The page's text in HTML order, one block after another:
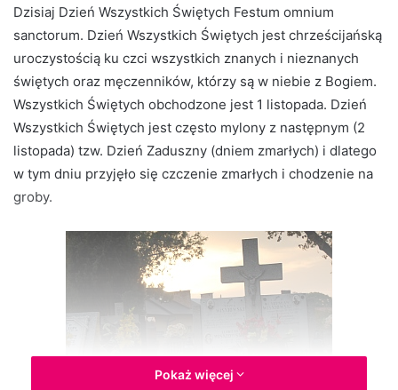
d
a
n
i
Dzisiaj Dzień Wszystkich Świętych Festum omnium
sanctorum. Dzień Wszystkich Świętych jest chrześcijańską
uroczystością ku czci wszystkich znanych i nieznanych
świętych oraz męczenników, którzy są w niebie z Bogiem.
Wszystkich Świętych obchodzone jest 1 listopada. Dzień
Wszystkich Świętych jest często mylony z następnym (2
listopada) tzw. Dzień Zaduszny (dniem zmarłych) i dlatego
w tym dniu przyjęło się czczenie zmarłych i chodzenie na
groby.
Foto. Jaslonet.pl
Pokaż więcej